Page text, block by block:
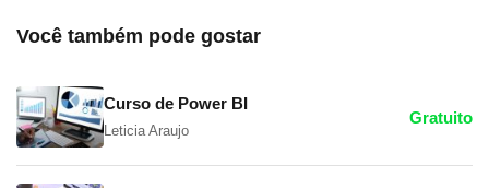
Você também pode gostar
Curso de Power BI
Leticia Araujo
Gratuito